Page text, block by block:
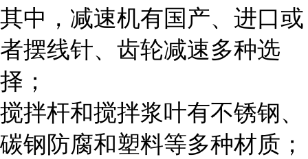
其中，减速机有国产、进口或
者摆线针、齿轮减速多种选
择；
搅拌杆和搅拌浆叶有不锈钢、
碳钢防腐和塑料等多种材质；